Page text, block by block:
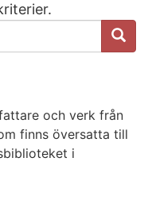
och verk från
finns översatta till
i